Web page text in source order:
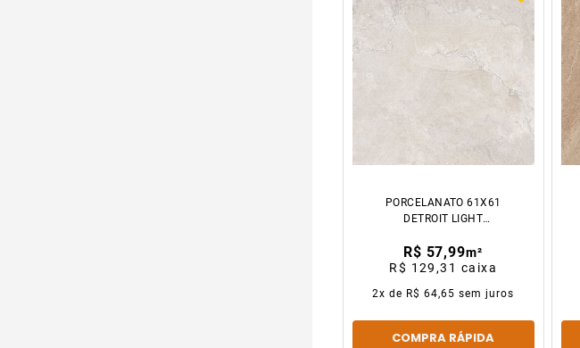
PORCELANATO 61X61
DETROIT LIGHT
CX2.23M2 GAUDI
R$ 57,99m²
R$ 129,31 caixa
2x de R$ 64,65 sem juros
COMPRA RÁPIDA